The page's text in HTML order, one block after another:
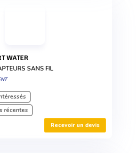
WATER
SANS FIL
récentes
Recevoir un devis